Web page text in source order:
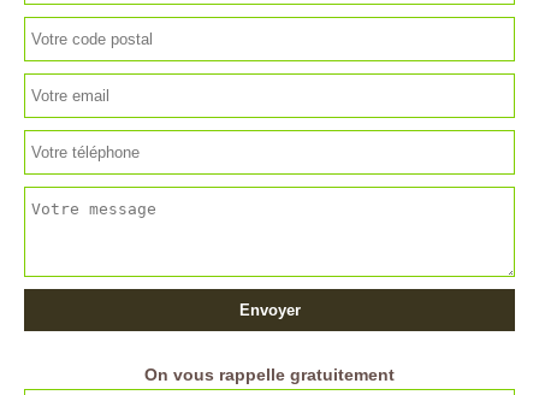
On vous rappelle gratuitement